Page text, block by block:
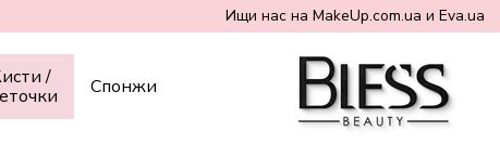
Ищи нас на MakeUp.com.ua и Eva.ua
/
Спонжи